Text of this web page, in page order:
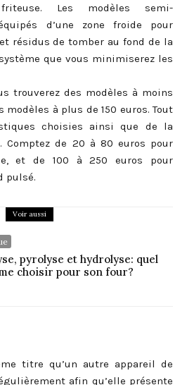
Les modèles semi-
d’une zone froide pour
résidus de tomber au fond de la
que vous minimiserez les
trouverez des modèles à moins
modèles à plus de 150 euros. Tout
choisies ainsi que de la
Comptez de 20 à 80 euros pour
et de 100 à 250 euros pour
pulsé.
Voir aussi
pyrolyse et hydrolyse: quel
choisir pour son four?
titre qu’un autre appareil de
afin qu’elle présente